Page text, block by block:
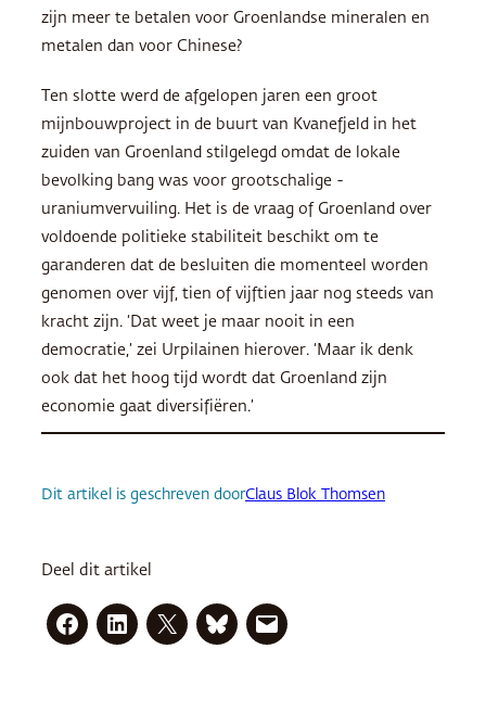
zijn meer te betalen voor Groenlandse mineralen en
metalen dan voor Chinese?
Ten slotte werd de afgelopen jaren een groot
mijnbouwproject in de buurt van Kvanefjeld in het
zuiden van Groenland stilgelegd omdat de lokale
bevolking bang was voor grootschalige ­
uraniumvervuiling. Het is de vraag of Groenland over
voldoende politieke stabiliteit beschikt om te
garanderen dat de besluiten die momenteel worden
genomen over vijf, tien of vijftien jaar nog steeds van
kracht zijn. ‘Dat weet je maar nooit in een
democratie,’ zei Urpilainen hierover. ‘Maar ik denk
ook dat het hoog tijd wordt dat Groenland zijn
economie gaat diversifiëren.’
Dit artikel is geschreven doorClaus Blok Thomsen
Deel dit artikel